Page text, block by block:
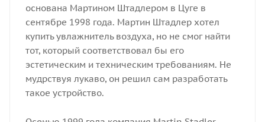
основана Мартином Штадлером в Цуге в
сентябре 1998 года. Мартин Штадлер хотел
купить увлажнитель воздуха, но не смог найти
тот, который соответствовал бы его
эстетическим и техническим требованиям. Не
мудрствуя лукаво, он решил сам разработать
такое устройство.